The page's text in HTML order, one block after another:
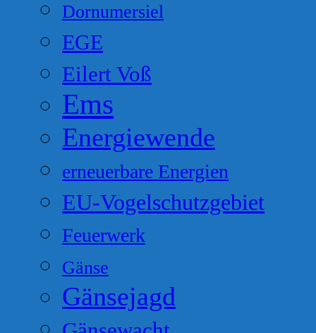
Dornumersiel
EGE
Eilert Voß
Ems
Energiewende
erneuerbare Energien
EU-Vogelschutzgebiet
Feuerwerk
Gänse
Gänsejagd